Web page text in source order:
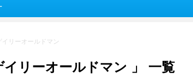
イリーオールドマン
イリーオールドマン 」 一覧